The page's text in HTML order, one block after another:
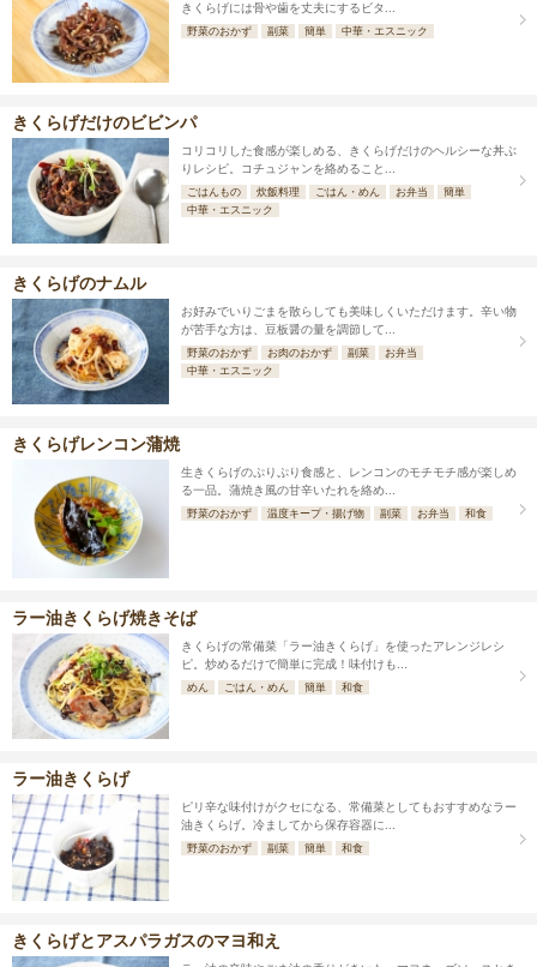
きくらげには骨や歯を丈夫にするビタ...
野菜のおかず 副菜 簡単 中華・エスニック
きくらげだけのビビンパ
コリコリした食感が楽しめる、きくらげだけのヘルシーな丼ぶ
りレシピ。コチュジャンを絡めること...
ごはんもの 炊飯料理 ごはん・めん お弁当
簡単
中華・エスニック
きくらげのナムル
お好みでいりごまを散らしても美味しくいただけます。辛い物
が苦手な方は、豆板醤の量を調節して...
野菜のおかず お肉のおかず 副菜
お弁当
中華・エスニック
きくらげレンコン蒲焼
生きくらげのぷりぷり食感と、レンコンのモチモチ感が楽しめ
る一品。蒲焼き風の甘辛いたれを絡め...
野菜のおかず 温度キープ・揚げ物 副菜 お弁当 和食
ラー油きくらげ焼きそば
きくらげの常備菜「ラー油きくらげ」を使ったアレンジレシ
ピ。炒めるだけで簡単に完成！味付けも...
めん ごはん・めん 簡単 和食
ラー油きくらげ
ピリ辛な味付けがクセになる、常備菜としてもおすすめなラー
油きくらげ。冷ましてから保存容器に...
野菜のおかず 副菜 簡単 和食
きくらげとアスパラガスのマヨ和え